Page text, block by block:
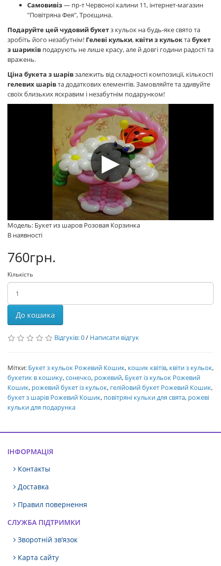
Самовивіз— пр-т Червоної калини 11, інтернет-магазин
"Повітряна Фея", Троєщина.
Подаруйте цей чудовий букетз кульок на будь-яке свято та
зробіть його незабутнім! Гелеві кульки, квіти з кульоктабукет
з шариків подарують не лише красу, але й довгі години радості та
вражень.
Ціна букета з шарівзалежить від складності композиції, кількості
гелевих шарівта додаткових елементів. Замовляйте та здивуйте
своїх близьких яскравим і незабутнім подарунком!
Модель: Букет из шаров Розовая Корзинка
В наявності
760грн.
Кількість
До кошика
Відгуків: 0/ Написати відгук
Мітки: Букет з кульок Рожевий Кошик, кошик квітів, квіти з кульок,
букетик в кошику,сонечко, рожевий, Букет із кульок Рожевий
Кошик, рожевий букет із кульок, гелійовий букет Рожевий Кошик,
букет з шарів Рожевий Кошик, повітряні кульки для свята, рожеві
кульки для подарунка
ІНФОРМАЦІЯ
Контакты
Доставка
Правил повернення
СЛУЖБА ПІДТРИМКИ
Зворотній зв’язок
Карта сайту